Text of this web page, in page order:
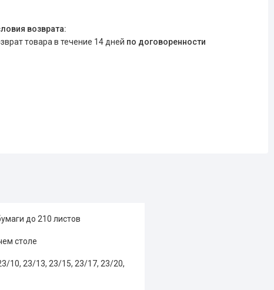
товара в течение 14 дней по договоренности
до 210 листов
столе
10, 23/13, 23/15, 23/17, 23/20,